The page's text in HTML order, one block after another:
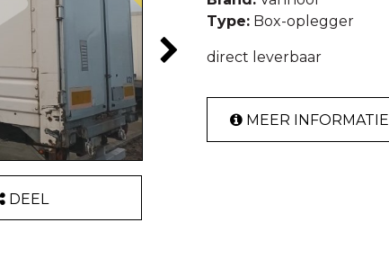
DEEL
Type: Box-oplegger
direct leverbaar
MEER INFORMATIE